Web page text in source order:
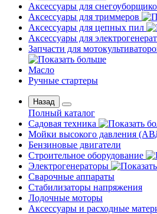
Аксессуары для
Аксессуары для триммеров
Аксессуары для цепных пил
Аксессуары для
Запчасти для
Масло
Ручные стартеры
Назад
Полный каталог
Садовая техника
Мойки высокого давления
Бензиновые двигатели
Строительное оборудование
Электрогенераторы
Сварочные аппараты
Стабилизаторы напряжения
Лодочные моторы
Аксессуары и расходные